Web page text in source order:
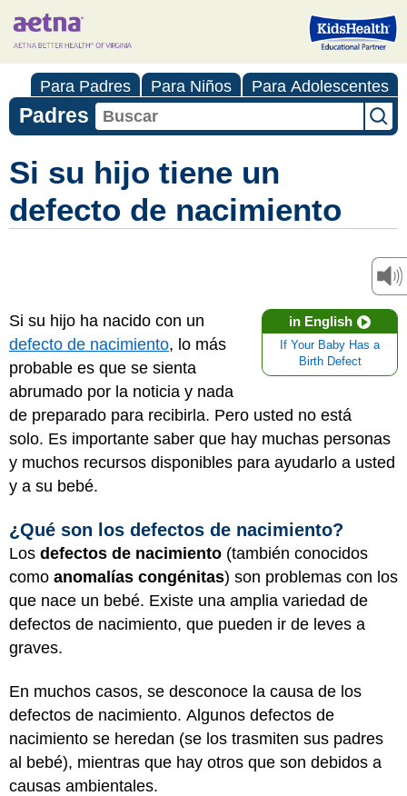
Para Padres Para Niños Para Adolescentes
Padres
Si su hijo tiene un
defecto de nacimiento
in English
If Your Baby Has a
Birth Defect
Si su hijo ha nacido con un
defecto de nacimiento, lo más
probable es que se sienta
abrumado por la noticia y nada
de preparado para recibirla. Pero usted no está
solo. Es importante saber que hay muchas personas
y muchos recursos disponibles para ayudarlo a usted
y a su bebé.
¿Qué son los defectos de nacimiento?
Los defectos de nacimiento (también conocidos
como anomalías congénitas) son problemas con los
que nace un bebé. Existe una amplia variedad de
defectos de nacimiento, que pueden ir de leves a
graves.
En muchos casos, se desconoce la causa de los
defectos de nacimiento. Algunos defectos de
nacimiento se heredan (se los trasmiten sus padres
al bebé), mientras que hay otros que son debidos a
causas ambientales.